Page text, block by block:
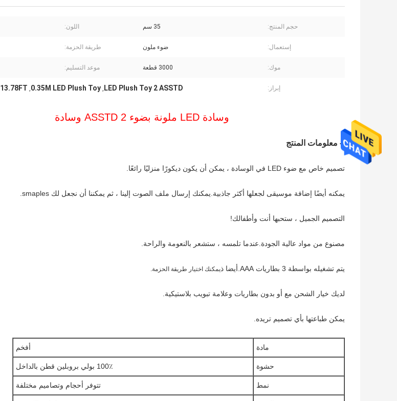
حجم المنتج: 35 سم اللون:
إستعمال: ضوء ملون طريقة الحزمة:
موك: 3000 قطعة موعد التسليم:
إبراز: LED Plush Toy 2 ASSTD
,
0.35M LED Plush Toy
, 13.78FT وسادة وسادة منزلية
وسادة LED ملونة بضوء 2 ASSTD وسادة
-- معلومات المنتج
تصميم خاص مع ضوء LED في الوسادة ، يمكن أن يكون ديكورًا منزليًا رائعًا.
يمكنه أيضًا إضافة موسيقى لجعلها أكثر جاذبية.يمكنك إرسال ملف الصوت إلينا ، ثم يمكننا أن نجعل لك smaples.
التصميم الجميل ، ستحبها أنت وأطفالك!
مصنوع من مواد عالية الجودة.عندما تلمسه ، ستشعر بالنعومة والراحة.
يتم تشغيله بواسطة 3 بطاريات AAA.أيضا ذ يمكنك اختيار طريقة الحزمة.
لديك خيار الشحن مع أو بدون بطاريات وعلامة تبويب بلاستيكية.
يمكن طباعتها بأي تصميم تريده.
مادة أفخم
حشوة 100٪ بولي بروبلين قطن بالداخل
نمط تتوفر أحجام وتصاميم مختلفة